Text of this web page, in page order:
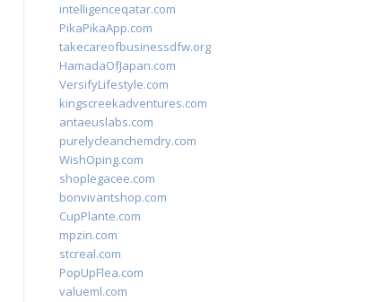
intelligenceqatar.com
PikaPikaApp.com
takecareofbusinessdfw.org
HamadaOfJapan.com
VersifyLifestyle.com
kingscreekadventures.com
antaeuslabs.com
purelycleanchemdry.com
WishOping.com
shoplegacee.com
bonvivantshop.com
CupPlante.com
mpzin.com
stcreal.com
PopUpFlea.com
valueml.com